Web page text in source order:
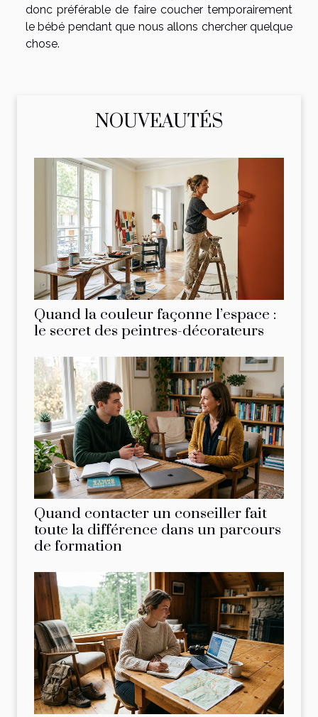
donc préférable de faire coucher temporairement
le bébé pendant que nous allons chercher quelque
chose.
NOUVEAUTÉS
Quand la couleur façonne l’espace :
le secret des peintres-décorateurs
Quand contacter un conseiller fait
toute la différence dans un parcours
de formation